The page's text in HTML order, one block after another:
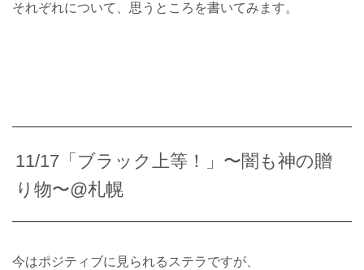
それぞれについて、思うところを書いてみます。
11/17「ブラック上等！」〜闇も神の贈
り物〜@札幌
今はポジティブに見られるステラですが、